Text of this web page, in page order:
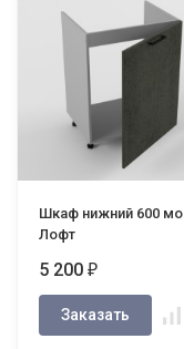
Шкаф нижний 600
Лофт
5 200 ₽
Заказать